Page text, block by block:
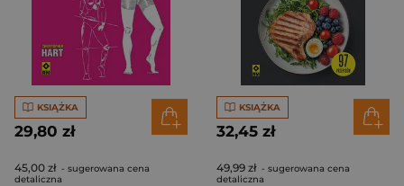
KSIĄŻKA
29,80 zł
45,00 zł - sugerowana cena
detaliczna
KSIĄŻKA
32,45 zł
49,99 zł - sugerowana cena
detaliczna